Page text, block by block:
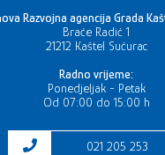
Razvojna agencija Grada
Braće Radić 1
21212 Kaštel Sućurac
Radno vrijeme:
Ponedjeljak - Petak
Od 07:00 do 15:00 h
021 205 253